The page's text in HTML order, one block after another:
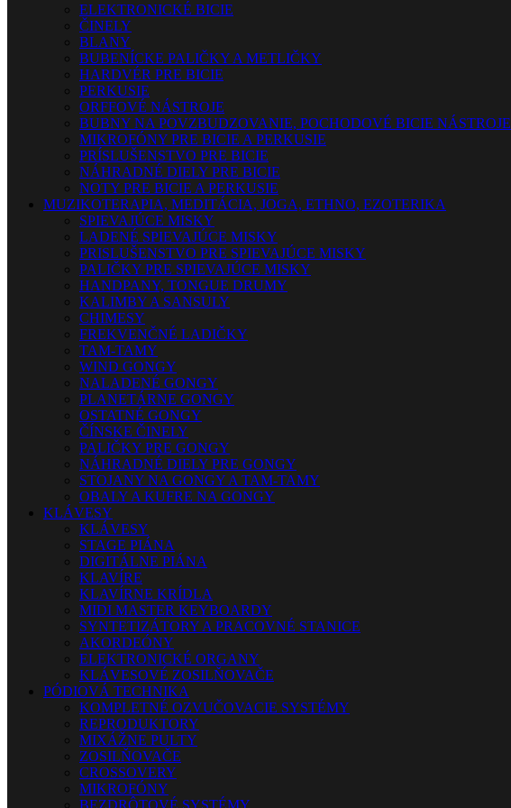
ELEKTRONICKÉ BICIE
ČINELY
BLANY
BUBENÍCKE PALIČKY A METLIČKY
HARDVÉR PRE BICIE
PERKUSIE
ORFFOVÉ NÁSTROJE
BUBNY NA POVZBUDZOVANIE, POCHODOVÉ BICIE NÁSTROJE
MIKROFÓNY PRE BICIE A PERKUSIE
PRÍSLUŠENSTVO PRE BICIE
NÁHRADNÉ DIELY PRE BICIE
NOTY PRE BICIE A PERKUSIE
MUZIKOTERAPIA, MEDITÁCIA, JOGA, ETHNO, EZOTERIKA
SPIEVAJÚCE MISKY
LADENÉ SPIEVAJÚCE MISKY
PRISLUŠENSTVO PRE SPIEVAJÚCE MISKY
PALIČKY PRE SPIEVAJÚCE MISKY
HANDPANY, TONGUE DRUMY
KALIMBY A SANSULY
CHIMESY
FREKVENČNÉ LADIČKY
TAM-TAMY
WIND GONGY
NALADENÉ GONGY
PLANETÁRNE GONGY
OSTATNÉ GONGY
ČÍNSKE ČINELY
PALIČKY PRE GONGY
NÁHRADNÉ DIELY PRE GONGY
STOJANY NA GONGY A TAM-TAMY
OBALY A KUFRE NA GONGY
KLÁVESY
KLÁVESY
STAGE PIÁNA
DIGITÁLNE PIÁNA
KLAVÍRE
KLAVÍRNE KRÍDLA
MIDI MASTER KEYBOARDY
SYNTETIZÁTORY A PRACOVNÉ STANICE
AKORDEÓNY
ELEKTRONICKÉ ORGANY
KLÁVESOVÉ ZOSILŇOVAČE
PÓDIOVÁ TECHNIKA
KOMPLETNÉ OZVUČOVACIE SYSTÉMY
REPRODUKTORY
MIXÁŽNE PULTY
ZOSILŇOVAČE
CROSSOVERY
MIKROFÓNY
BEZDRÔTOVÉ SYSTÉMY